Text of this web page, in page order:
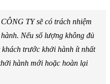
TY sẽ có trách nhiệm
Nếu số lượng không đủ
khách trước khởi hành ít nhất
hành mới hoặc hoàn lại